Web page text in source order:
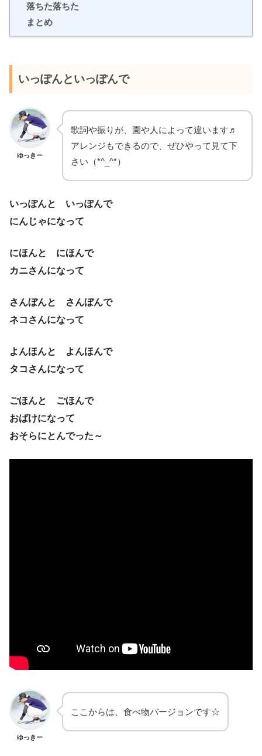
落ちた落ちた
まとめ
いっぽんといっぽんで
ゆっきー
歌詞や振りが、園や人によって違います♬
アレンジもできるので、ぜひやって見て下
さい（*^_^*）
いっぽんと いっぽんで
にんじゃになって
にほんと にほんで
カニさんになって
さんぼんと さんぼんで
ネコさんになって
よんほんと よんほんで
タコさんになって
ごほんと ごほんで
おばけになって
おそらにとんでった～
ゆっきー
ここからは、食べ物バージョンです☆